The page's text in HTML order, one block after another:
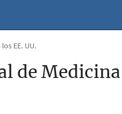
EE. UU.
de Medicina